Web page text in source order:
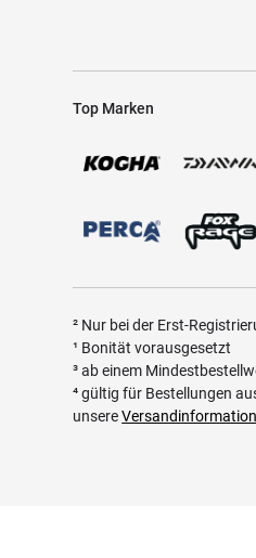
Top Marken
² Nur bei der Erst-
¹ Bonität vorausgesetzt
³ ab einem
⁴ gültig für Bestellungen
unsere